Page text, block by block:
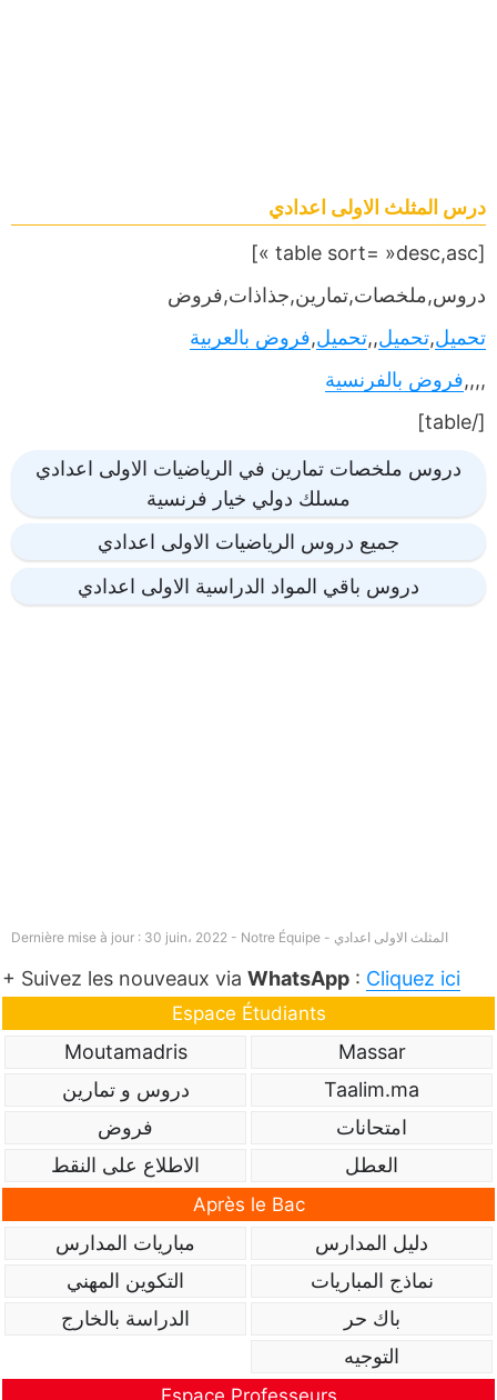
درس المثلث الاولى اعدادي
[table sort= »desc,asc »]
دروس,ملخصات,تمارين,جذاذات,فروض
تحميل,تحميل,,تحميل,فروض بالعربية
,,,,فروض بالفرنسية
[/table]
دروس ملخصات تمارين في الرياضيات الاولى اعدادي
مسلك دولي خيار فرنسية
جميع دروس الرياضيات الاولى اعدادي
دروس باقي المواد الدراسية الاولى اعدادي
Dernière mise à jour : 30 juin، 2022 - Notre Équipe - المثلث الاولى اعدادي
+ Suivez les nouveaux via WhatsApp : Cliquez ici
Espace Étudiants
Massar
Moutamadris
Taalim.ma
دروس و تمارين
امتحانات
فروض
العطل
الاطلاع على النقط
Après le Bac
دليل المدارس
مباريات المدارس
نماذج المباريات
التكوين المهني
باك حر
الدراسة بالخارج
التوجيه